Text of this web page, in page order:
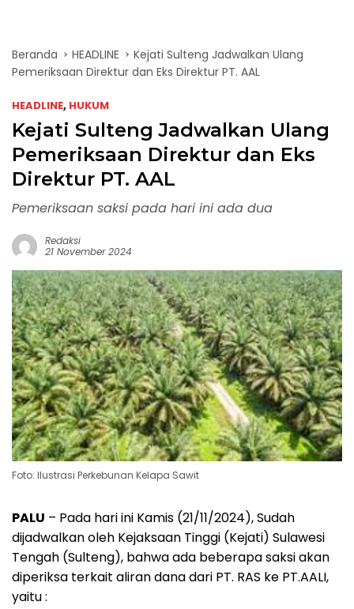
Beranda HEADLINE
Kejati Sulteng Jadwalkan Ulang
Pemeriksaan Direktur dan Eks Direktur PT. AAL
HEADLINE, HUKUM
Kejati Sulteng Jadwalkan Ulang
Pemeriksaan Direktur dan Eks
Direktur PT. AAL
Pemeriksaan saksi pada hari ini ada dua
Redaksi
21 November 2024
Foto: Ilustrasi Perkebunan Kelapa Sawit
PALU – Pada hari ini Kamis (21/11/2024), Sudah
dijadwalkan oleh Kejaksaan Tinggi (Kejati) Sulawesi
Tengah (Sulteng), bahwa ada beberapa saksi akan
diperiksa terkait aliran dana dari PT. RAS ke PT.AALI,
yaitu :